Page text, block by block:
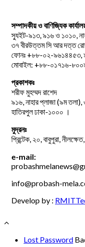
সম্পাদকীয় ও বাণিজ্যিক
স্যুইট-৯১৩, ৯১৬ ও ১০১০,
৩৭ বীরউত্তম সি আর দত্ত
ফোনঃ +৮৮-০২-৯৬১৪৪৫৩,
মোবাইল: +৮৮-০১৭১৬-
প্রকাশকঃ
শরীফ মুহম্মদ রাশেদ
৯১৬, নাহার প্লাজা (৯ম
হাতিরপুল ঢাকা-১০০০ ।
মুদ্রনঃ
প্রিন্টেক, ২০, বাবুপুরা,
e-mail:
info@probash-
Develop by :
Lost Password